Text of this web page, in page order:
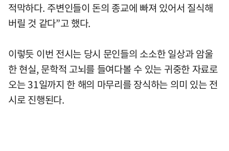
적막하다. 주변인들이 돈의 종교에 빠져 있어서 질식해
버릴 것 같다”고 했다.
이렇듯 이번 전시는 당시 문인들의 소소한 일상과 암울
한 현실, 문학적 고뇌를 들여다볼 수 있는 귀중한 자료로
오는 31일까지 한 해의 마무리를 장식하는 의미 있는 전
시로 진행된다.